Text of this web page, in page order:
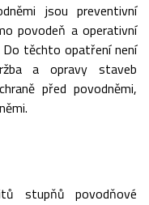
jsou preventivní
povodeň a operativní
Do těchto opatření není
a opravy staveb
před povodněmi,
stupňů povodňové